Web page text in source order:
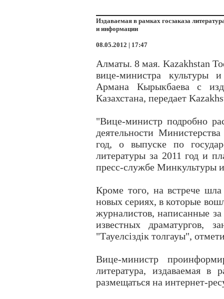
Издаваемая в рамках госзаказа
и информации
08.05.2012 | 17:47
Алматы. 8 мая. Kazakhstan
вице-министра культуры
Армана Кырыкбаева с
Казахстана, передает
"Вице-министр подробно
деятельности
год, о выпуске по
литературы за 2011 год и
пресс-службе Минкультуры
Кроме того, на встрече
новых сериях, в которые
журналистов, написанные
известных драматургов,
"Тауелсіздік толгауы",
Вице-министр
литература, издаваемая в
размещаться на интернет-